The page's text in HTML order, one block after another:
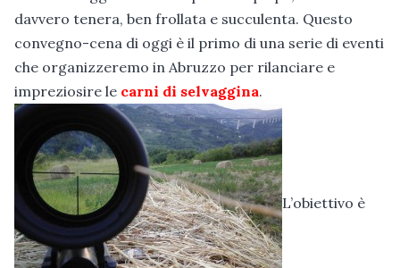
davvero tenera, ben frollata e succulenta. Questo
convegno-cena di oggi è il primo di una serie di eventi
che organizzeremo in Abruzzo per rilanciare e
impreziosire le carni di selvaggina.
L’obiettivo è